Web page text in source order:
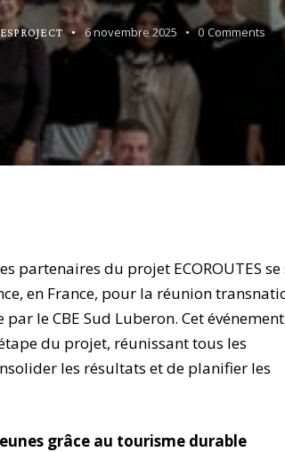
6 novembre 2025 0 Comments
partenaires du projet ECOROUTES
en France, pour la réunion
le CBE Sud Luberon. Cet événement
du projet, réunissant tous les
les résultats et de planifier les
grâce au tourisme durable